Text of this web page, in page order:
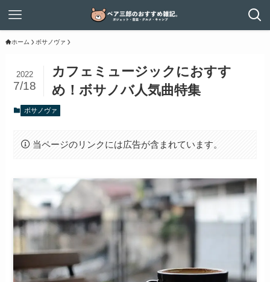
ホーム ボサノヴァ
カフェミュージックにおすす
め！ボサノバ人気曲特集
2022
7/18
ボサノヴァ
当ページのリンクには広告が含まれています。